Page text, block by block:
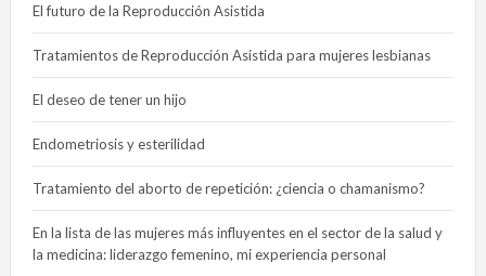
El futuro de la Reproducción Asistida
Tratamientos de Reproducción Asistida para mujeres lesbianas
El deseo de tener un hijo
Endometriosis y esterilidad
Tratamiento del aborto de repetición: ¿ciencia o chamanismo?
En la lista de las mujeres más influyentes en el sector de la salud y
la medicina: liderazgo femenino, mi experiencia personal